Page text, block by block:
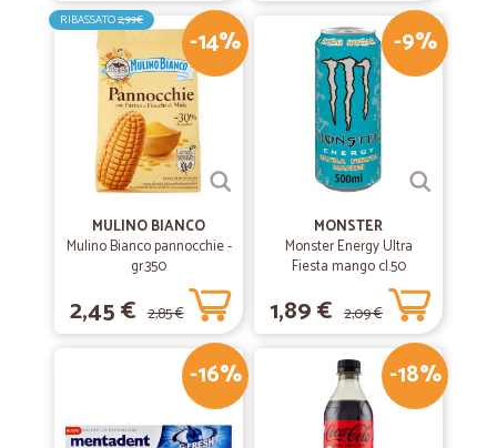
-14%
RIBASSATO2,99€
MULINO BIANCO
Mulino Bianco pannocchie -
gr.350
2,45 € 2,85 €
-9%
MONSTER
Monster Energy Ultra
Fiesta mango cl.50
1,89 € 2,09 €
-16% -18%